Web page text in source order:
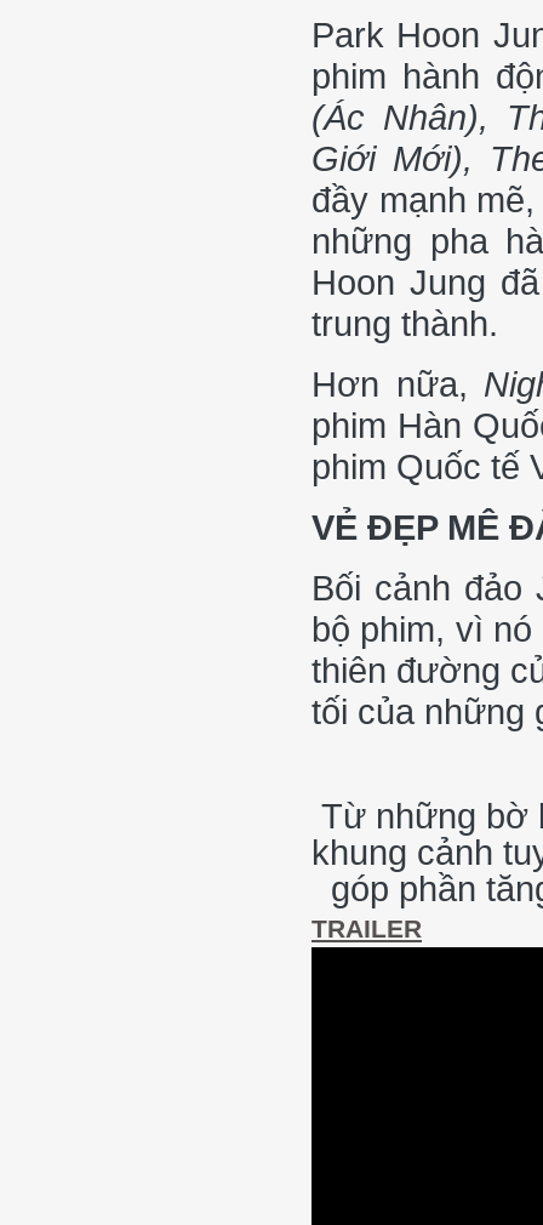
Park Hoon
phim hành
(Ác Nhân),
Giới Mới),
đầy mạnh
những pha
Hoon Jung
trung thành.
Hơn nữa,
phim Hàn
phim Quốc tế
VẺ ĐẸP MÊ
Bối cảnh đảo
bộ phim, vì
thiên đường
tối của những
Từ những bờ
khung cảnh
góp phần
TRAILER